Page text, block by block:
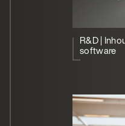
R&D |
software